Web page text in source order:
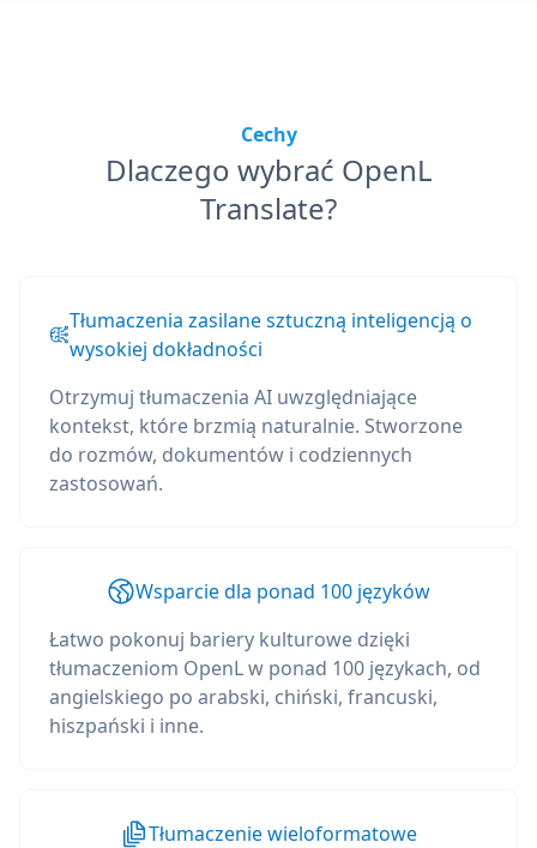
Cechy
Dlaczego wybrać OpenL
Translate?
Tłumaczenia zasilane sztuczną inteligencją o
wysokiej dokładności
Otrzymuj tłumaczenia AI uwzględniające
kontekst, które brzmią naturalnie. Stworzone
do rozmów, dokumentów i codziennych
zastosowań.
Wsparcie dla ponad 100 języków
Łatwo pokonuj bariery kulturowe dzięki
tłumaczeniom OpenL w ponad 100 językach, od
angielskiego po arabski, chiński, francuski,
hiszpański i inne.
Tłumaczenie wieloformatowe